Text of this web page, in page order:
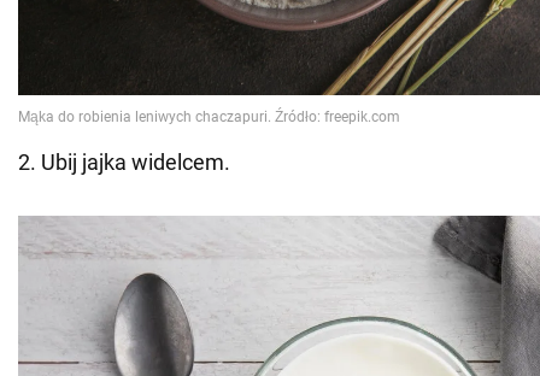
2. Ubij jajka widelcem.